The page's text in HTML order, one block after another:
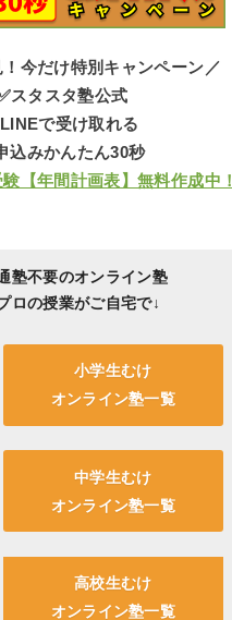
今だけ特別キャンペーン／
スタスタ塾公式
で受け取れる
込みかんたん30秒
【年間計画表】無料作成中！
塾不要のオンライン塾
ロの授業がご自宅で↓
小学生むけ
オンライン塾一覧
中学生むけ
オンライン塾一覧
高校生むけ
オンライン塾一覧